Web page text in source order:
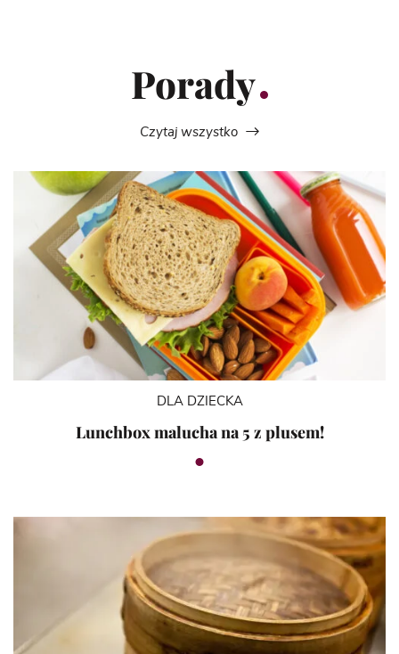
Porady
Czytaj wszystko
DLA DZIECKA
Lunchbox malucha na 5 z plusem!